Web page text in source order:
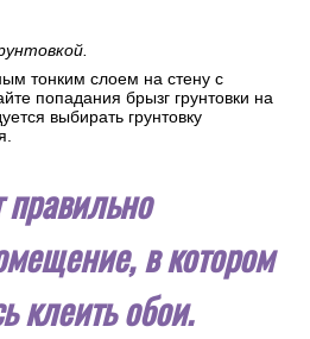
тонким слоем на стену с
попадания брызг грунтовки на
выбирать грунтовку
в котором
клеить обои.